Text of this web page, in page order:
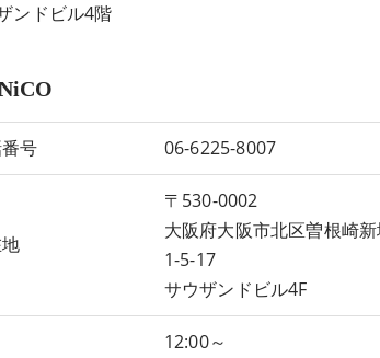
ンドビル4階
号 06-6225-8007
〒530-0002
大阪府大阪市北区曽根崎
1-5-17
サウザンドビル4F
12:00～